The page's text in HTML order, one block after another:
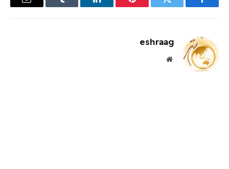
فيسبوك تويتر بينتيريستلينكدإن Tumblr
البريد
eshraag
موقع